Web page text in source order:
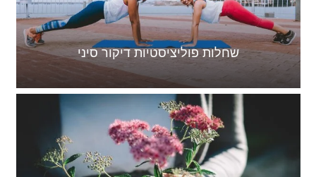
שחלות פוליציסטיות דיקור סיני